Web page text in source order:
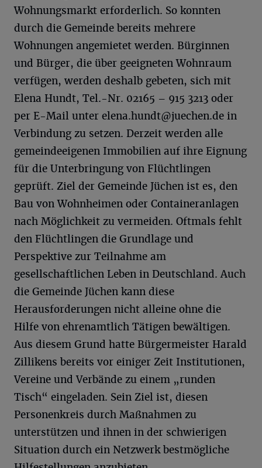
Wohnungsmarkt erforderlich. So konnten
durch die Gemeinde bereits mehrere
Wohnungen angemietet werden. Bürginnen
und Bürger, die über geeigneten Wohnraum
verfügen, werden deshalb gebeten, sich mit
Elena Hundt, Tel.-Nr. 02165 – 915 3213 oder
per E-Mail unter elena.hundt@juechen.de in
Verbindung zu setzen. Derzeit werden alle
gemeindeeigenen Immobilien auf ihre Eignung
für die Unterbringung von Flüchtlingen
geprüft. Ziel der Gemeinde Jüchen ist es, den
Bau von Wohnheimen oder Containeranlagen
nach Möglichkeit zu vermeiden. Oftmals fehlt
den Flüchtlingen die Grundlage und
Perspektive zur Teilnahme am
gesellschaftlichen Leben in Deutschland. Auch
die Gemeinde Jüchen kann diese
Herausforderungen nicht alleine ohne die
Hilfe von ehrenamtlich Tätigen bewältigen.
Aus diesem Grund hatte Bürgermeister Harald
Zillikens bereits vor einiger Zeit Institutionen,
Vereine und Verbände zu einem „runden
Tisch“ eingeladen. Sein Ziel ist, diesen
Personenkreis durch Maßnahmen zu
unterstützen und ihnen in der schwierigen
Situation durch ein Netzwerk bestmögliche